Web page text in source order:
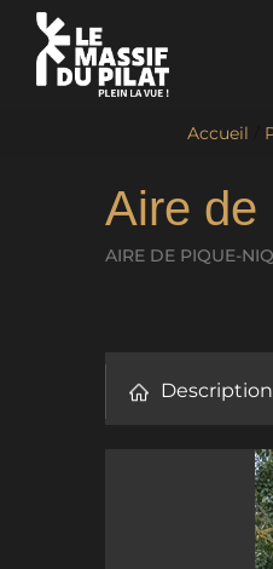
Accueil
Aire de
AIRE DE PIQUE-
Description